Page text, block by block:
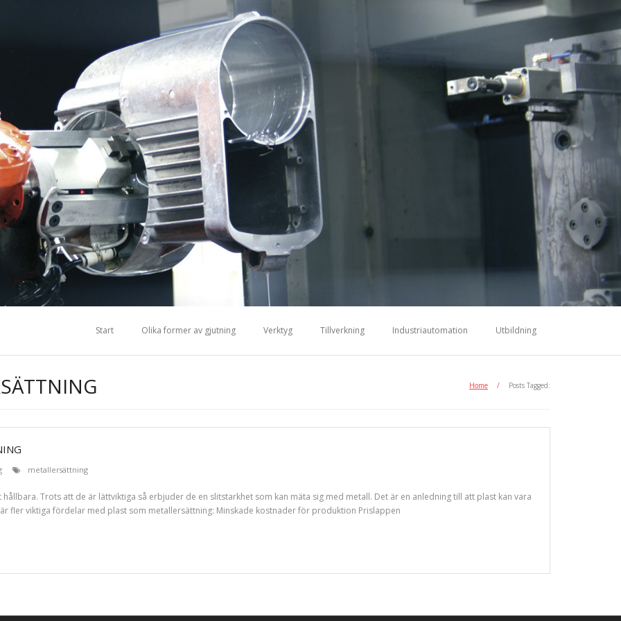
Start Olika former av gjutning Verktyg Tillverkning Industriautomation Utbildning
Home / Posts Tagged:
metallersättning
Trots att de är lättviktiga så erbjuder de en slitstarkhet som kan mäta sig med metall. Det är en anledning till att plast kan vara
fler viktiga fördelar med plast som metallersättning: Minskade kostnader för produktion Prislappen